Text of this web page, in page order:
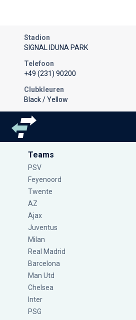
Stadion
SIGNAL IDUNA PARK
Telefoon
+49 (231) 90200
Clubkleuren
Black / Yellow
Teams
PSV
Feyenoord
Twente
AZ
Ajax
Juventus
Milan
Real Madrid
Barcelona
Man Utd
Chelsea
Inter
PSG